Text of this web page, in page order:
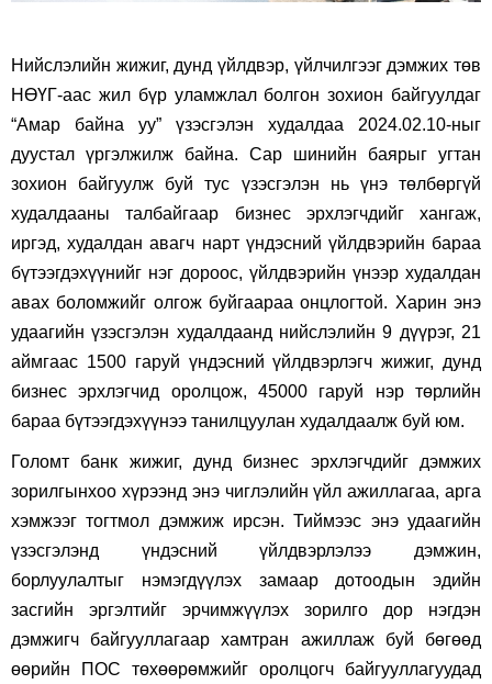
Нийслэлийн жижиг, дунд үйлдвэр, үйлчилгээг дэмжих төв
НӨҮГ-аас жил бүр уламжлал болгон зохион байгуулдаг
“Амар байна уу” үзэсгэлэн худалдаа 2024.02.10-ныг
дуустал үргэлжилж байна. Сар шинийн баярыг угтан
зохион байгуулж буй тус үзэсгэлэн нь үнэ төлбөргүй
худалдааны талбайгаар бизнес эрхлэгчдийг хангаж,
иргэд, худалдан авагч нарт үндэсний үйлдвэрийн бараа
бүтээгдэхүүнийг нэг дороос, үйлдвэрийн үнээр худалдан
авах боломжийг олгож буйгаараа онцлогтой. Харин энэ
удаагийн үзэсгэлэн худалдаанд нийслэлийн 9 дүүрэг, 21
аймгаас 1500 гаруй үндэсний үйлдвэрлэгч жижиг, дунд
бизнес эрхлэгчид оролцож, 45000 гаруй нэр төрлийн
бараа бүтээгдэхүүнээ танилцуулан худалдаалж буй юм.
Голомт банк жижиг, дунд бизнес эрхлэгчдийг дэмжих
зорилгынхоо хүрээнд энэ чиглэлийн үйл ажиллагаа, арга
хэмжээг тогтмол дэмжиж ирсэн. Тиймээс энэ удаагийн
үзэсгэлэнд үндэсний үйлдвэрлэлээ дэмжин,
борлуулалтыг нэмэгдүүлэх замаар дотоодын эдийн
засгийн эргэлтийг эрчимжүүлэх зорилго дор нэгдэн
дэмжигч байгууллагаар хамтран ажиллаж буй бөгөөд
өөрийн ПОС төхөөрөмжийг оролцогч байгууллагуудад